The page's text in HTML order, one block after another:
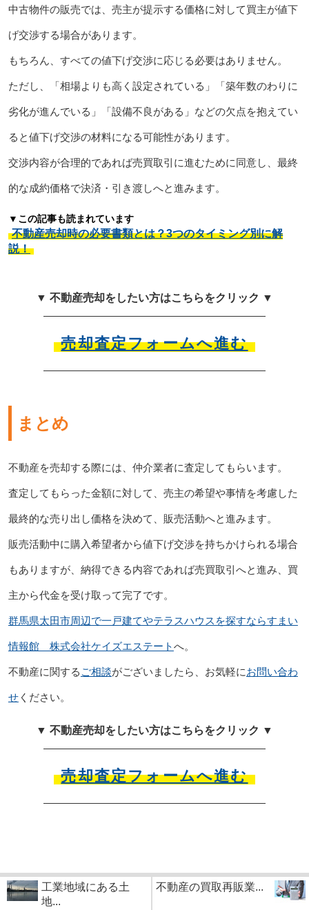
中古物件の販売では、売主が提示する価格に対して買主が値下
げ交渉する場合があります。
もちろん、すべての値下げ交渉に応じる必要はありません。
ただし、「相場よりも高く設定されている」「築年数のわりに
劣化が進んでいる」「設備不良がある」などの欠点を抱えてい
ると値下げ交渉の材料になる可能性があります。
交渉内容が合理的であれば売買取引に進むために同意し、最終
的な成約価格で決済・引き渡しへと進みます。
▼この記事も読まれています
不動産売却時の必要書類とは？3つのタイミング別に解
説！
▼ 不動産売却をしたい方はこちらをクリック ▼
売却査定フォームへ進む
まとめ
不動産を売却する際には、仲介業者に査定してもらいます。
査定してもらった金額に対して、売主の希望や事情を考慮した
最終的な売り出し価格を決めて、販売活動へと進みます。
販売活動中に購入希望者から値下げ交渉を持ちかけられる場合
もありますが、納得できる内容であれば売買取引へと進み、買
主から代金を受け取って完了です。
群馬県太田市周辺で一戸建てやテラスハウスを探すならすまい
情報館 株式会社ケイズエステートへ。
不動産に関する ご相談がございましたら、お気軽にお問い合わ
せください。
▼ 不動産売却をしたい方はこちらをクリック ▼
売却査定フォームへ進む
工業地域にある土
地...
不動産の買取再販業...